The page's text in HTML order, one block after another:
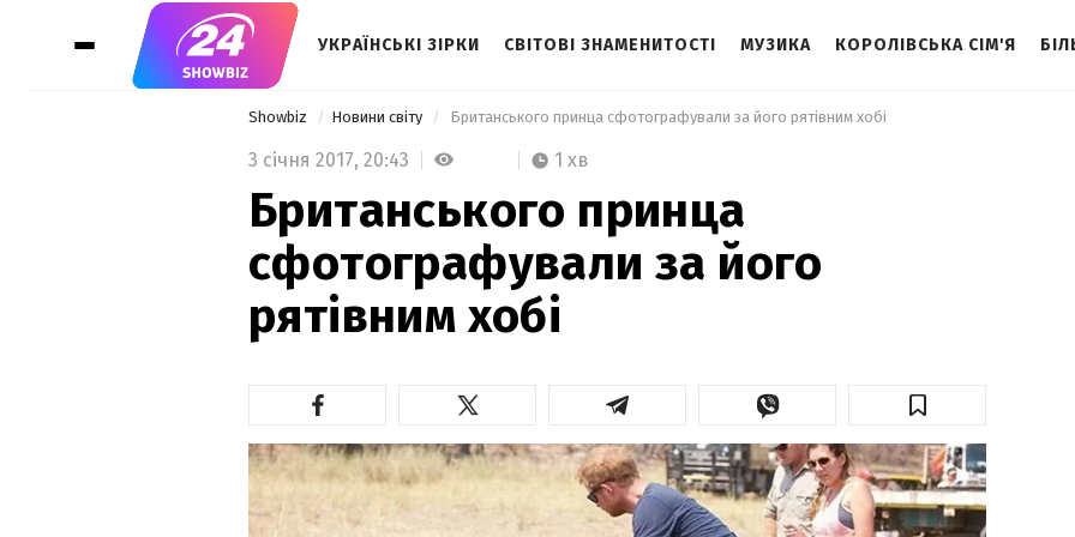
УКРАЇНСЬКІ ЗІРКИ СВІТОВІ ЗНАМЕНИТОСТІ МУЗИКА КОРОЛІВСЬКА СІМ'Я
Showbiz Новини світу Британського принца сфотографували за його рятівним хобі
3 січня 2017, 20:43 1 хв
Британського принца
сфотографували за його
рятівним хобі